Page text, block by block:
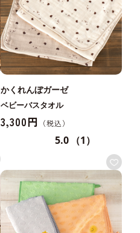
かくれんぼガーゼ
ベビーバスタオル
3,300円
5.0 （1）